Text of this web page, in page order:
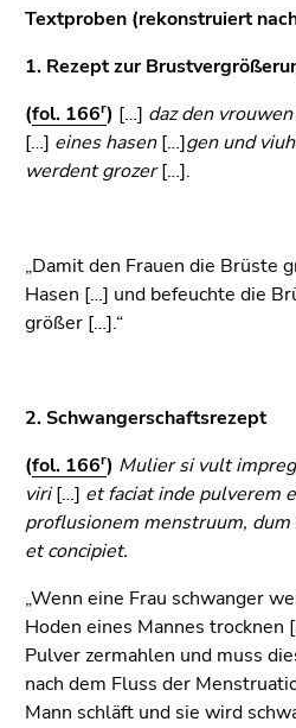
Textproben (rekonstruiert
1. Rezept zur
(fol. 166r) […] daz den
[…] eines hasen[…]gen und
werdent grozer[…].
„Damit den Frauen die Brüste
Hasen […] und befeuchte die
größer […].“
2. Schwangerschaftsrezept
(fol. 166r) Mulier si vult
viri[…] et faciat inde pulverem
proflusionem menstruum, dum
et concipiet.
„Wenn eine Frau schwanger
Hoden eines Mannes trocknen
Pulver zermahlen und muss
nach dem Fluss der
Mann schläft und sie wird